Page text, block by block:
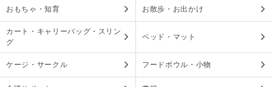
おもちゃ・知育 お散歩・お出かけ
カート・キャリーバッグ・スリン
グ
ベッド・マット
ケージ・サークル フードボウル・小物